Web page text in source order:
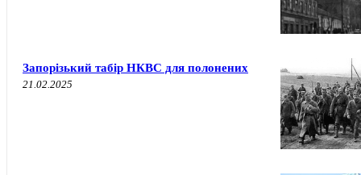
Запорізький табір НКВС для полонених
21.02.2025